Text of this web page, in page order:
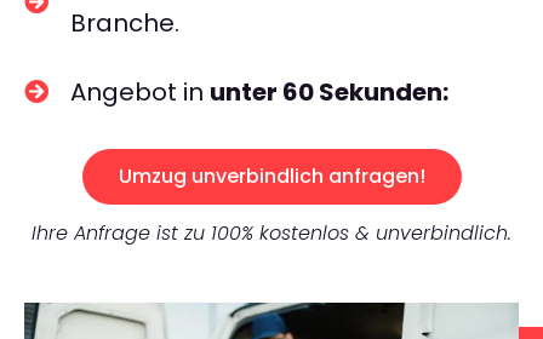
Branche.
Angebot in unter 60 Sekunden:
Umzug unverbindlich anfragen!
Ihre Anfrage ist zu 100% kostenlos & unverbindlich.